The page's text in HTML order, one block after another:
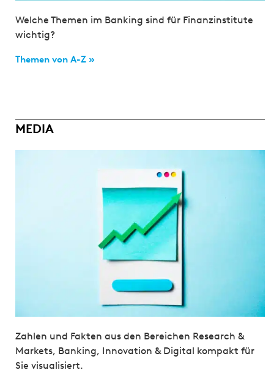
Welche Themen im Banking sind für Finanzinstitute
wichtig?
Themen von A-Z »
MEDIA
Zahlen und Fakten aus den Bereichen Research &
Markets, Banking, Innovation & Digital kompakt für
Sie visualisiert.